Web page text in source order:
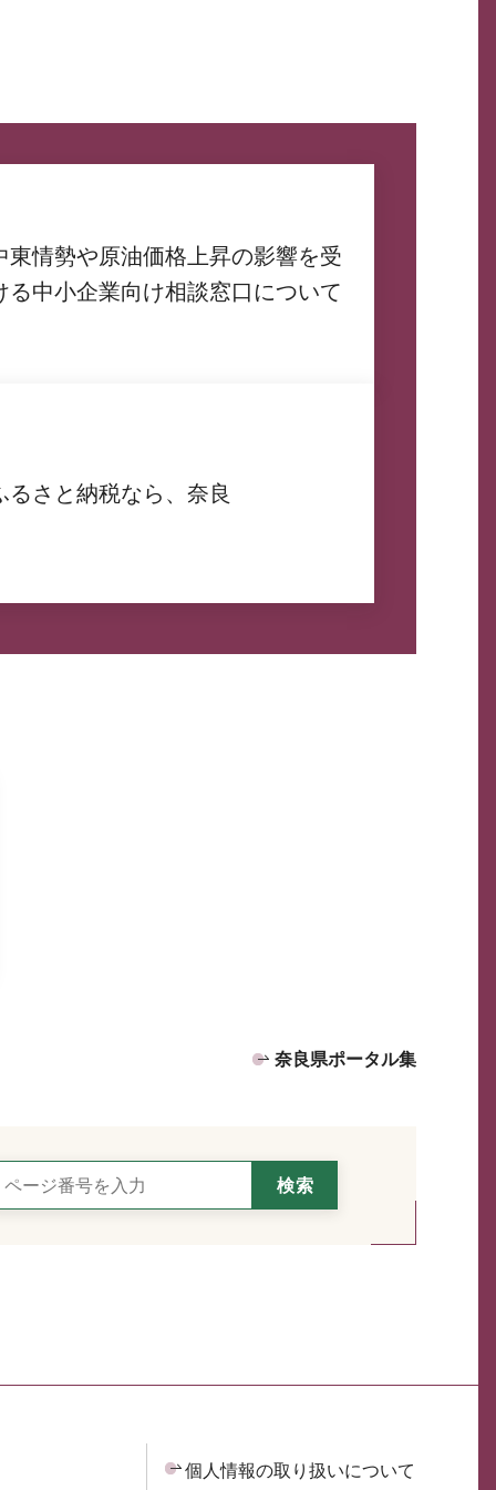
東情勢や原油価格上昇の影響を受
る中小企業向け相談窓口について
るさと納税なら、奈良
奈良県ポータル集
個人情報の取り扱いについて